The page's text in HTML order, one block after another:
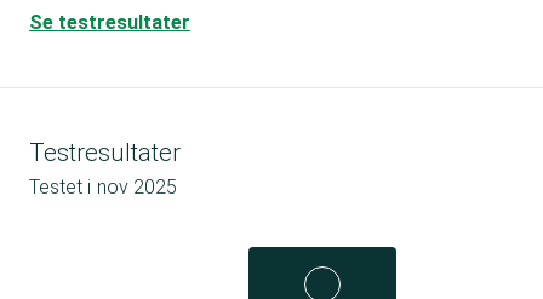
Se testresultater
Testresultater
Testet i nov 2025